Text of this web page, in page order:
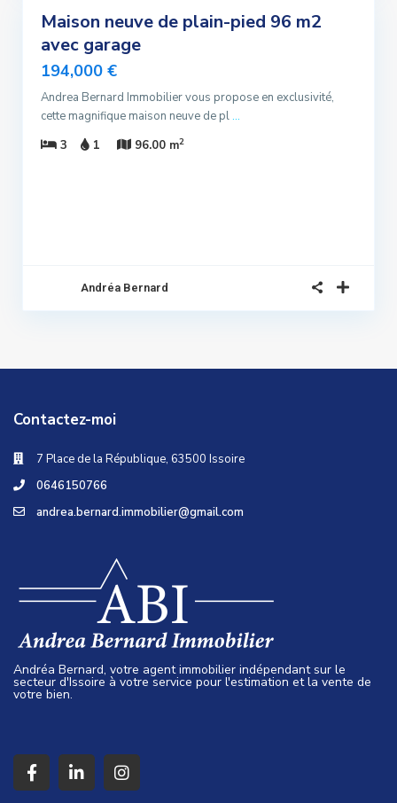
Maison neuve de plain-pied 96 m2
avec garage
194,000 €
Andrea Bernard Immobilier vous propose en exclusivité,
cette magnifique maison neuve de pl...
3
1 96.00 m2
Andréa Bernard
Contactez-moi
7 Place de la République, 63500 Issoire
0646150766
andrea.bernard.immobilier@gmail.com
Andréa Bernard, votre agent immobilier indépendant sur le
secteur d'Issoire à votre service pour l'estimation et la vente de
votre bien.